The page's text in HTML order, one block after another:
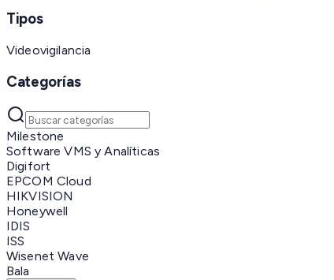
Tipos
Videovigilancia
Categorías
Milestone
Software VMS y Analíticas
Digifort
EPCOM Cloud
HIKVISION
Honeywell
IDIS
ISS
Wisenet Wave
Bala